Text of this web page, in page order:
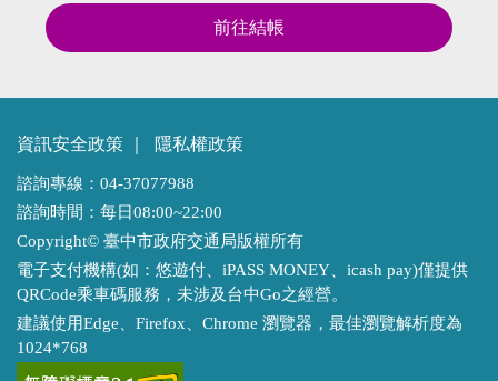
前往結帳
資訊安全政策 隱私權政策
諮詢專線：04-37077988
諮詢時間：每日08:00~22:00
Copyright© 臺中市政府交通局版權所有
電子支付機構(如：悠遊付、iPASS MONEY、icash pay)僅提供
QRCode乘車碼服務，未涉及台中Go之經營。
建議使用Edge、Firefox、Chrome 瀏覽器，最佳瀏覽解析度為
1024*768